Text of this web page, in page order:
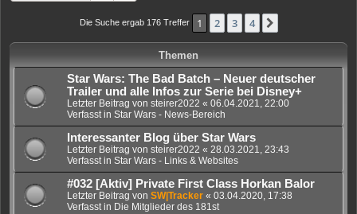
Die Suche ergab 176 Treffer 1 2 3 4
Themen
Star Wars: The Bad Batch – Neuer deutscher
Trailer und alle Infos zur Serie bei Disney+
Letzter Beitrag von steirer2022 « 06.04.2021, 22:00
Verfasst in Star Wars - News-Bereich
Interessanter Blog über Star Wars
Letzter Beitrag von steirer2022 « 28.03.2021, 23:43
Verfasst in Star Wars - Links & Websites
#032 [Aktiv] Private First Class Horkan Balor
Letzter Beitrag von SW|Tracker « 03.04.2020, 17:38
Verfasst in Die Mitglieder des 181st